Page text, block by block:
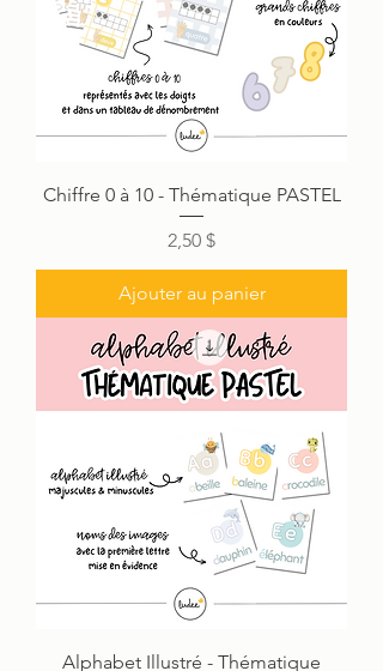
Chiffre 0 à 10 - Thématique PASTEL
Prix
2,50 $
Ajouter au panier
Alphabet Illustré - Thématique